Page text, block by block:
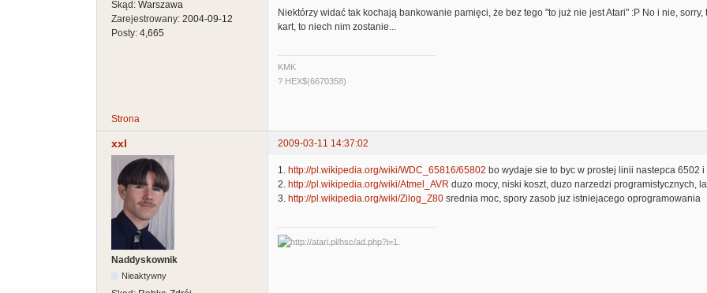
Skąd: Warszawa
Zarejestrowany: 2004-09-12
Posty: 4,665
Niektórzy widać tak kochają bankowanie pamięci, że bez tego "to już nie jest Atari" :P No i nie,
kart, to niech nim zostanie...
KMK
? HEX$(6670358)
Strona
xxl 2009-03-11 14:37:02
Naddyskownik
Nieaktywny
1. http://pl.wikipedia.org/wiki/WDC_65816/65802 bo wydaje sie to byc w prostej linii nastepca 6502
2. http://pl.wikipedia.org/wiki/Atmel_AVR duzo mocy, niski koszt, duzo narzedzi programistycznych,
3. http://pl.wikipedia.org/wiki/Zilog_Z80 srednia moc, spory zasob juz istniejacego oprogramowania